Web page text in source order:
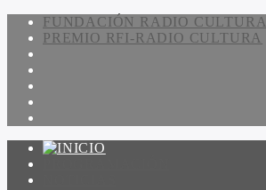
FUNDACIÓN RADIO CULTURA
PREMIO RFI-RADIO CULTURA